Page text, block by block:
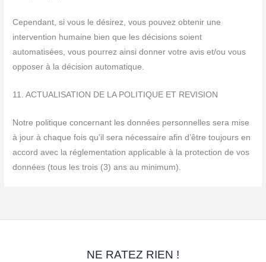
Cependant, si vous le désirez, vous pouvez obtenir une
intervention humaine bien que les décisions soient
automatisées, vous pourrez ainsi donner votre avis et/ou vous
opposer à la décision automatique.
11. ACTUALISATION DE LA POLITIQUE ET REVISION
Notre politique concernant les données personnelles sera mise
à jour à chaque fois qu’il sera nécessaire afin d’être toujours en
accord avec la réglementation applicable à la protection de vos
données (tous les trois (3) ans au minimum).
NE RATEZ RIEN !